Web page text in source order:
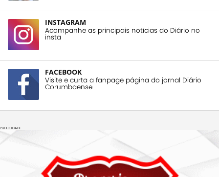
INSTAGRAM
Acompanhe as principais notícias do Diário no
insta
FACEBOOK
Visite e curta a fanpage página do jornal Diário
Corumbaense
PUBLICIDADE